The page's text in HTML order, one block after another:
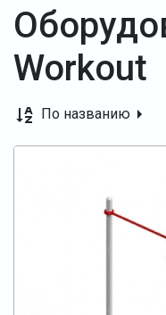
Workout
По названию